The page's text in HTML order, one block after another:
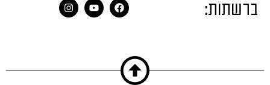
ברשתות: